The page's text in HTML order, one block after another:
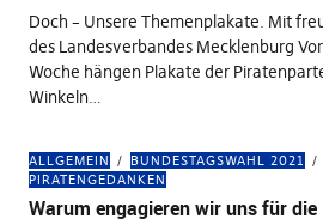
Doch – Unsere Themenplakate. Mit
des Landesverbandes Mecklenburg
Woche hängen Plakate der
Winkeln…
ALLGEMEIN
BUNDESTAGSWAHL 2021
PIRATENGEDANKEN
Warum engagieren wir uns für die